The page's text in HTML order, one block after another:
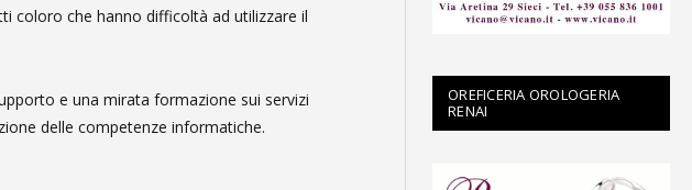
coloro che hanno difficoltà ad utilizzare il
e una mirata formazione sui servizi
delle competenze informatiche.
OREFICERIA OROLOGERIA
RENAI